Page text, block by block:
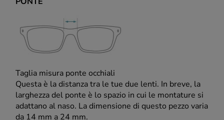
Taglia misura ponte occhiali
Questa è la distanza tra le tue due lenti. In breve, la
larghezza del ponte è lo spazio in cui le montature si
adattano al naso. La dimensione di questo pezzo varia
da 14 mm a 24 mm.